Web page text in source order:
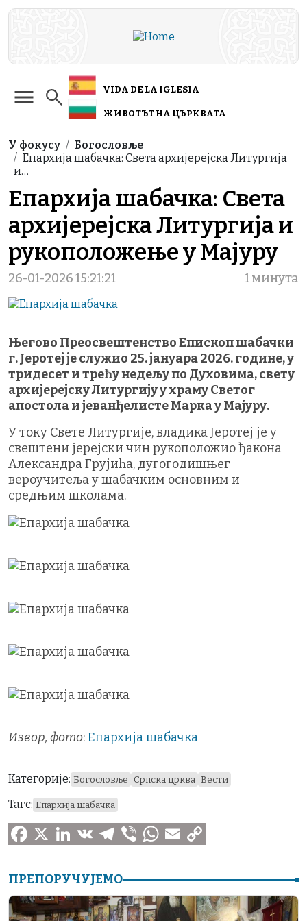
Skip to main content
VIDA DE LA IGLESIA
ЖИВОТЪТ НА ЦЪРКВАТА
Breadcrumb
У фокусу
Богословље
Епархија шабачка: Света архијерејска Литургија
и…
Епархија шабачка: Света
архијерејска Литургија и
рукоположење у Мајуру
26-01-2026 15:21:21 1 минута
Његово Преосвештенство Епископ шабачки
г. Јеротеј је служио 25. јануара 2026. године, у
тридесет и трећу недељу по Духовима, свету
архијерејску Литургију у храму Светог
апостола и јеванђелисте Марка у Мајуру.
У току Свете Литургије, владика Јеротеј је у
свештени јерејски чин рукоположио ђакона
Александра Грујића, дугогодишњег
вероучитеља у шабачким основним и
средњим школама.
Извор, фото:Епархија шабачка
Категорије: Богословље Српска црква Вести
Тагс: Епархија шабачка
a
c
i
n
K
e
l
i
b
h
a
m
a
o
p
ПРЕПОРУЧУЈЕМО